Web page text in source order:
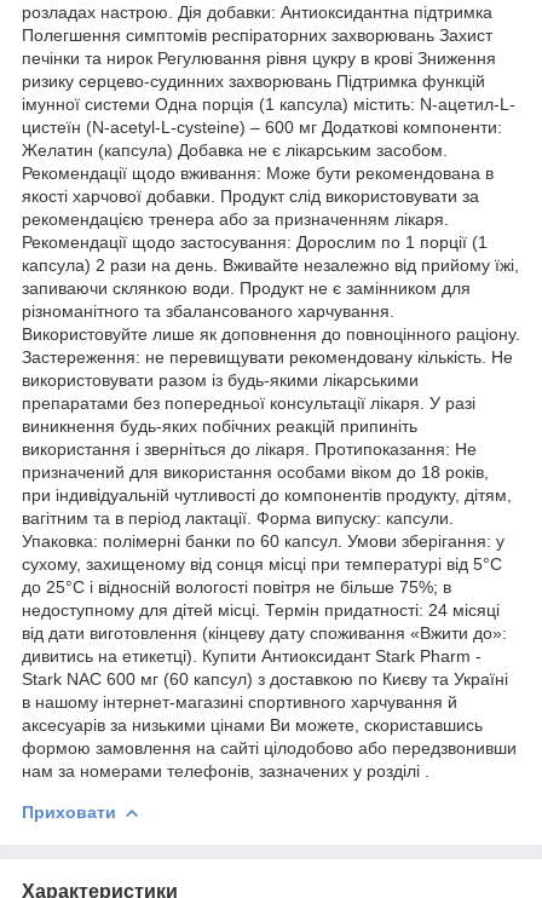
розладах настрою. Дія добавки: Антиоксидантна підтримка
Полегшення симптомів респіраторних захворювань Захист
печінки та нирок Регулювання рівня цукру в крові Зниження
ризику серцево-судинних захворювань Підтримка функцій
імунної системи Одна порція (1 капсула) містить: N-ацетил-L-
цистеїн (N-acetyl-L-cysteine) – 600 мг Додаткові компоненти:
Желатин (капсула) Добавка не є лікарським засобом.
Рекомендації щодо вживання: Може бути рекомендована в
якості харчової добавки. Продукт слід використовувати за
рекомендацією тренера або за призначенням лікаря.
Рекомендації щодо застосування: Дорослим по 1 порції (1
капсула) 2 рази на день. Вживайте незалежно від прийому їжі,
запиваючи склянкою води. Продукт не є замінником для
різноманітного та збалансованого харчування.
Використовуйте лише як доповнення до повноцінного раціону.
Застереження: не перевищувати рекомендовану кількість. Не
використовувати разом із будь-якими лікарськими
препаратами без попередньої консультації лікаря. У разі
виникнення будь-яких побічних реакцій припиніть
використання і зверніться до лікаря. Протипоказання: Не
призначений для використання особами віком до 18 років,
при індивідуальній чутливості до компонентів продукту, дітям,
вагітним та в період лактації. Форма випуску: капсули.
Упаковка: полімерні банки по 60 капсул. Умови зберігання: у
сухому, захищеному від сонця місці при температурі від 5°С
до 25°С і відносній вологості повітря не більше 75%; в
недоступному для дітей місці. Термін придатності: 24 місяці
від дати виготовлення (кінцеву дату споживання «Вжити до»:
дивитись на етикетці). Купити Антиоксидант Stark Pharm -
Stark NAC 600 мг (60 капсул) з доставкою по Києву та Україні
в нашому інтернет-магазині спортивного харчування й
аксесуарів за низькими цінами Ви можете, скориставшись
формою замовлення на сайті цілодобово або передзвонивши
нам за номерами телефонів, зазначених у розділі .
Приховати
Характеристики